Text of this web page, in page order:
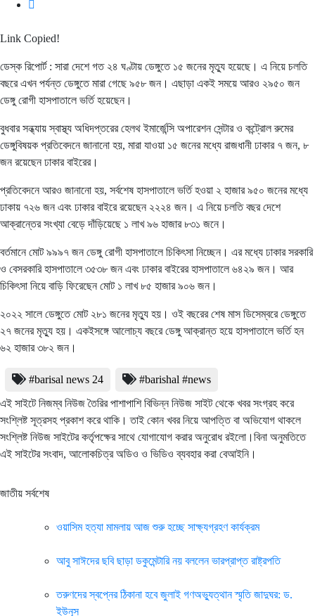
Link Copied!
ডেস্ক রিপোর্ট : সারা দেশে গত ২৪ ঘণ্টায় ডেঙ্গুতে ১৫ জনের মৃত্যু হয়েছে। এ নিয়ে চলতি
বছরে এখন পর্যন্ত ডেঙ্গুতে মারা গেছে ৯৫৮ জন। এছাড়া একই সময়ে আরও ২৯৫০ জন
ডেঙ্গু রোগী হাসপাতালে ভর্তি হয়েছেন।
বুধবার সন্ধ্যায় স্বাস্থ্য অধিদপ্তরের হেলথ ইমার্জেন্সি অপারেশন সেন্টার ও কন্ট্রোল রুমের
ডেঙ্গুবিষয়ক প্রতিবেদনে জানানো হয়, মারা যাওয়া ১৫ জনের মধ্যে রাজধানী ঢাকার ৭ জন, ৮
জন রয়েছেন ঢাকার বাইরের।
প্রতিবেদনে আরও জানানো হয়, সর্বশেষ হাসপাতালে ভর্তি হওয়া ২ হাজার ৯৫০ জনের মধ্যে
ঢাকায় ৭২৬ জন এবং ঢাকার বাইরে রয়েছেন ২২২৪ জন। এ নিয়ে চলতি বছর দেশে
আক্রান্তের সংখ্যা বেড়ে দাঁড়িয়েছে ১ লাখ ৯৬ হাজার ৮৩১ জনে।
বর্তমানে মোট ৯৯৯৭ জন ডেঙ্গু রোগী হাসপাতালে চিকিৎসা নিচ্ছেন। এর মধ্যে ঢাকার সরকারি
ও বেসরকারি হাসপাতালে ৩৫৩৮ জন এবং ঢাকার বাইরের হাসপাতালে ৬৪২৯ জন। আর
চিকিৎসা নিয়ে বাড়ি ফিরেছেন মোট ১ লাখ ৮৫ হাজার ৯০৬ জন।
২০২২ সালে ডেঙ্গুতে মোট ২৮১ জনের মৃত্যু হয়। ওই বছরের শেষ মাস ডিসেম্বরে ডেঙ্গুতে
২৭ জনের মৃত্যু হয়। একইসঙ্গে আলোচ্য বছরে ডেঙ্গু আক্রান্ত হয়ে হাসপাতালে ভর্তি হন
৬২ হাজার ৩৮২ জন।
#barisal news 24
#barishal #news
এই সাইটে নিজম্ব নিউজ তৈরির পাশাপাশি বিভিন্ন নিউজ সাইট থেকে খবর সংগ্রহ করে
সংশ্লিষ্ট সূত্রসহ প্রকাশ করে থাকি। তাই কোন খবর নিয়ে আপত্তি বা অভিযোগ থাকলে
সংশ্লিষ্ট নিউজ সাইটের কর্তৃপক্ষের সাথে যোগাযোগ করার অনুরোধ রইলো।বিনা অনুমতিতে
এই সাইটের সংবাদ, আলোকচিত্র অডিও ও ভিডিও ব্যবহার করা বেআইনি।
জাতীয় সর্বশেষ
ওয়াসিম হত্যা মামলায় আজ শুরু হচ্ছে সাক্ষ্যগ্রহণ কার্যক্রম
আবু সাঈদের ছবি ছাড়া ডকুমেন্টারি নয় বললেন ভারপ্রাপ্ত রাষ্ট্রপতি
তরুণদের স্বপ্নের ঠিকানা হবে জুলাই গণঅভ্যুত্থান স্মৃতি জাদুঘর: ড.
ইউনূস